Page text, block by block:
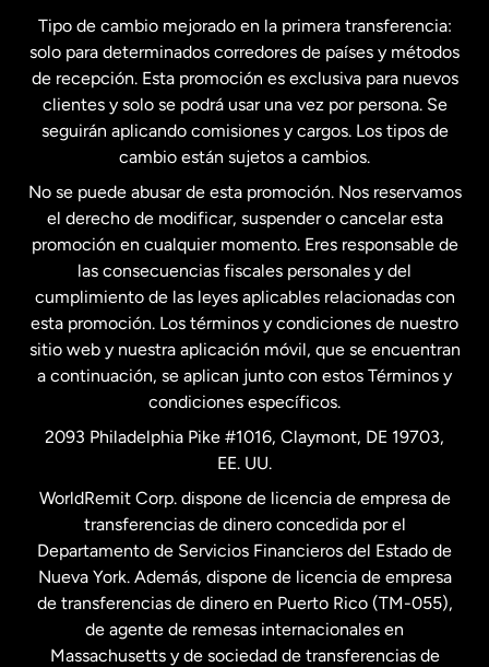
Estados Unidos English
Estados Unidos Español
Francia
Malasia
Nueva Zelanda
Países Bajos
Suecia
Tipo de cambio mejorado en la primera transferencia:
solo para determinados corredores de países y métodos
de recepción. Esta promoción es exclusiva para nuevos
clientes y solo se podrá usar una vez por persona. Se
seguirán aplicando comisiones y cargos. Los tipos de
cambio están sujetos a cambios.
No se puede abusar de esta promoción. Nos reservamos
el derecho de modificar, suspender o cancelar esta
promoción en cualquier momento. Eres responsable de
las consecuencias fiscales personales y del
cumplimiento de las leyes aplicables relacionadas con
esta promoción. Los términos y condiciones de nuestro
sitio web y nuestra aplicación móvil, que se encuentran
a continuación, se aplican junto con estos Términos y
condiciones específicos.
2093 Philadelphia Pike #1016, Claymont, DE 19703,
EE. UU.
WorldRemit Corp. dispone de licencia de empresa de
transferencias de dinero concedida por el
Departamento de Servicios Financieros del Estado de
Nueva York. Además, dispone de licencia de empresa
de transferencias de dinero en Puerto Rico (TM-055),
de agente de remesas internacionales en
Massachusetts y de sociedad de transferencias de